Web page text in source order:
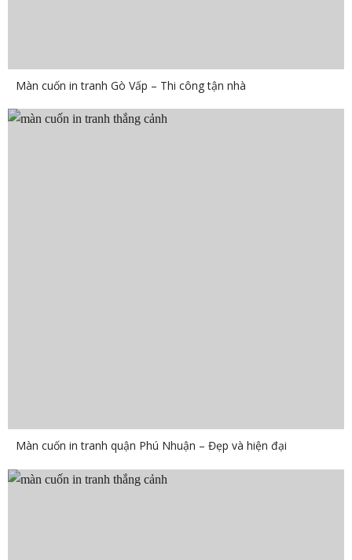
Màn cuốn in tranh Gò Vấp – Thi công tận nhà
Màn cuốn in tranh quận Phú Nhuận – Đẹp và hiện đại